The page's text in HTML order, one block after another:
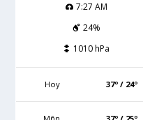
7:27 AM
24%
1010 hPa
Hoy 37º / 24º